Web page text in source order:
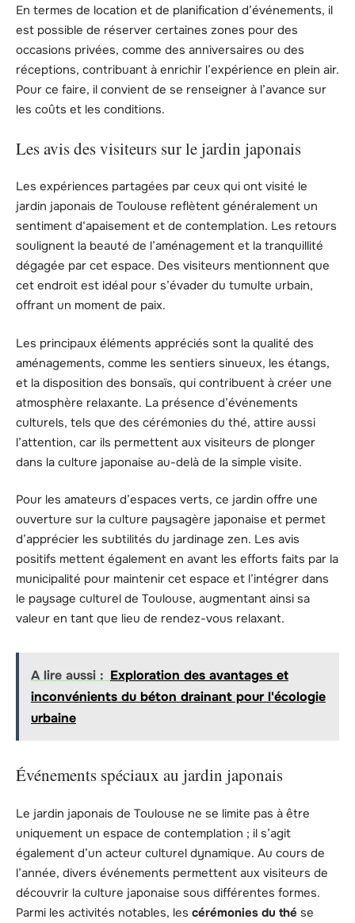
En termes de location et de planification d’événements, il
est possible de réserver certaines zones pour des
occasions privées, comme des anniversaires ou des
réceptions, contribuant à enrichir l’expérience en plein air.
Pour ce faire, il convient de se renseigner à l’avance sur
les coûts et les conditions.
Les avis des visiteurs sur le jardin japonais
Les expériences partagées par ceux qui ont visité le
jardin japonais de Toulouse reflètent généralement un
sentiment d‘apaisement et de contemplation. Les retours
soulignent la beauté de l’aménagement et la tranquillité
dégagée par cet espace. Des visiteurs mentionnent que
cet endroit est idéal pour s’évader du tumulte urbain,
offrant un moment de paix.
Les principaux éléments appréciés sont la qualité des
aménagements, comme les sentiers sinueux, les étangs,
et la disposition des bonsaïs, qui contribuent à créer une
atmosphère relaxante. La présence d’événements
culturels, tels que des cérémonies du thé, attire aussi
l’attention, car ils permettent aux visiteurs de plonger
dans la culture japonaise au-delà de la simple visite.
Pour les amateurs d’espaces verts, ce jardin offre une
ouverture sur la culture paysagère japonaise et permet
d’apprécier les subtilités du jardinage zen. Les avis
positifs mettent également en avant les efforts faits par la
municipalité pour maintenir cet espace et l’intégrer dans
le paysage culturel de Toulouse, augmentant ainsi sa
valeur en tant que lieu de rendez-vous relaxant.
A lire aussi : Exploration des avantages et
inconvénients du béton drainant pour l'écologie
urbaine
Événements spéciaux au jardin japonais
Le jardin japonais de Toulouse ne se limite pas à être
uniquement un espace de contemplation ; il s’agit
également d’un acteur culturel dynamique. Au cours de
l’année, divers événements permettent aux visiteurs de
découvrir la culture japonaise sous différentes formes.
Parmi les activités notables, les cérémonies du thé se